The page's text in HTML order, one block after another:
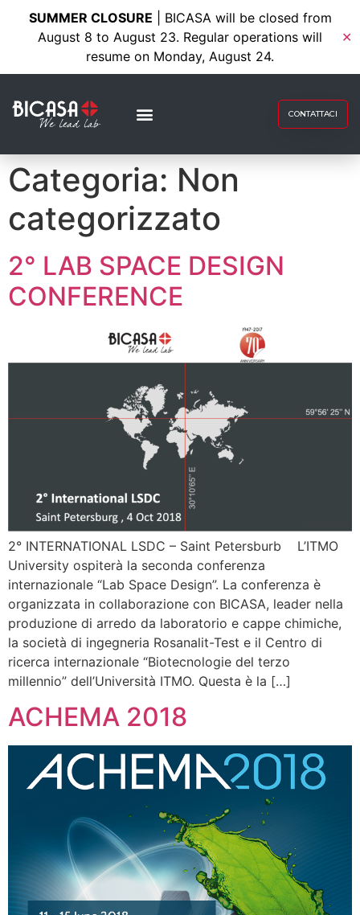
SUMMER CLOSURE | BICASA will be closed from
August 8 to August 23. Regular operations will
resume on Monday, August 24.
✕
CONTATTACI
Categoria: Non
categorizzato
2° LAB SPACE DESIGN
CONFERENCE
2° INTERNATIONAL LSDC – Saint Petersburb L’ITMO
University ospiterà la seconda conferenza
internazionale “Lab Space Design”. La conferenza è
organizzata in collaborazione con BICASA, leader nella
produzione di arredo da laboratorio e cappe chimiche,
la società di ingegneria Rosanalit-Test e il Centro di
ricerca internazionale “Biotecnologie del terzo
millennio” dell’Università ITMO. Questa è la […]
ACHEMA 2018